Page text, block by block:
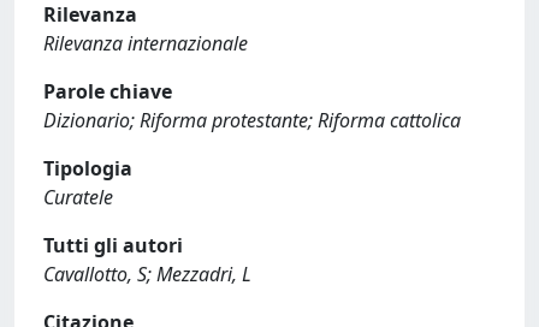
Rilevanza
Rilevanza internazionale
Parole chiave
Dizionario; Riforma protestante; Riforma cattolica
Tipologia
Curatele
Tutti gli autori
Cavallotto, S; Mezzadri, L